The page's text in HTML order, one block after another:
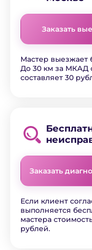
Заказать
Мастер выезжает
До 30 км за МКАД
составляет 30
Заказать
Если клиент
выполняется
мастера
рублей.